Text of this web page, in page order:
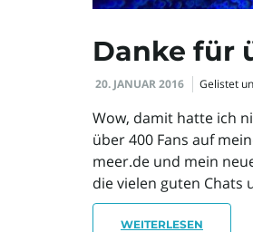
Danke für
20. JANUAR 2016 Gelistet
Wow, damit hatte ich
über 400 Fans auf
meer.de und mein
die vielen guten Chats
WEITERLESEN